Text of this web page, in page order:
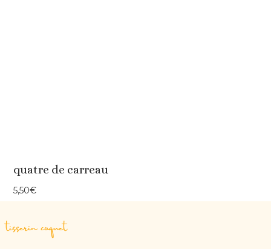
quatre de carreau
5,50€
tisserin coquet